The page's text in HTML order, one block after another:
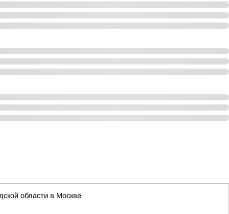
области в Москве